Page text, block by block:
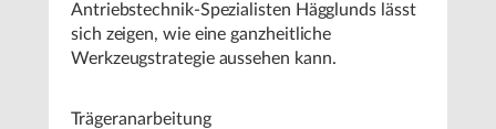
Antriebstechnik-Spezialisten Hägglunds lässt
sich zeigen, wie eine ganzheitliche
Werkzeugstrategie aussehen kann.
Trägeranarbeitung